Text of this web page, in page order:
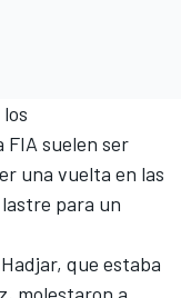
FIA suelen ser
una vuelta en las
para un
, que estaba